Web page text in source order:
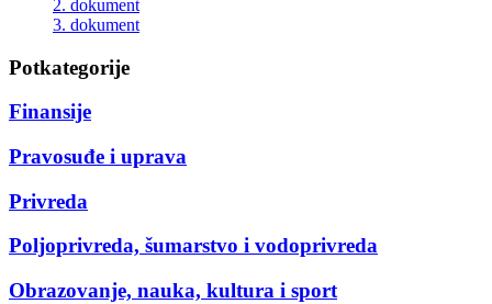
2. dokument
3. dokument
Potkategorije
Finansije
Pravosuđe i uprava
Privreda
Poljoprivreda, šumarstvo i vodoprivreda
Obrazovanje, nauka, kultura i sport